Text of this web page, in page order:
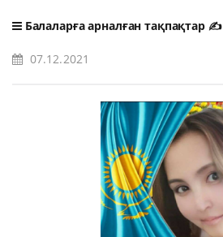
Балаларға арналған тақпақтар✍️
07.12.2021